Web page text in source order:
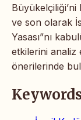
Büyükelçiliği’ni
ve son olarak
Yasası”nı
etkilerini analiz
önerilerinde